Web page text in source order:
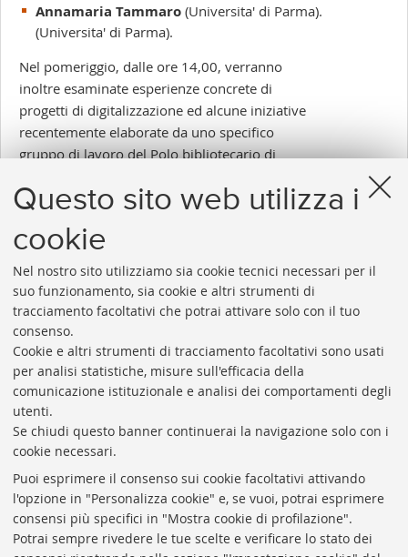
Questo sito web utilizza i
cookie
Nel nostro sito utilizziamo sia cookie tecnici necessari per il
suo funzionamento, sia cookie e altri strumenti di
tracciamento facoltativi che potrai attivare solo con il tuo
consenso.
Cookie e altri strumenti di tracciamento facoltativi sono usati
per analisi statistiche, misure sull'efficacia della
comunicazione istituzionale e analisi dei comportamenti degli
utenti.
Se chiudi questo banner continuerai la navigazione solo con i
cookie necessari.
Puoi esprimere il consenso sui cookie facoltativi attivando
l'opzione in "Personalizza cookie" e, se vuoi, potrai esprimere
consensi più specifici in "Mostra cookie di profilazione".
Potrai sempre rivedere le tue scelte e verificare lo stato dei
Annamaria Tammaro(Universita' di Parma).
(Universita' di Parma).
Nel pomeriggio, dalle ore 14,00, verranno
inoltre esaminate esperienze concrete di
progetti di digitalizzazione ed alcune iniziative
recentemente elaborate da uno specifico
gruppo di lavoro del Polo bibliotecario di
La partecipazione e' gratuita. Ai partecipanti
verrà rilasciato, su richiesta, un attestato.
Rubrica di Ateneo
Rss
Statistiche
Biblioteche di Ateneo
Sale studio
Carta dei servizi